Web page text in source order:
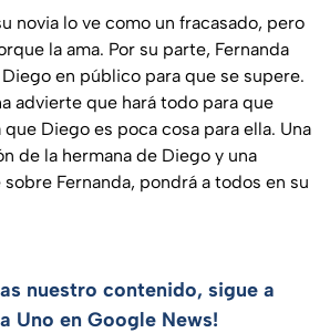
novia lo ve como un fracasado, pero
la ama. Por su parte, Fernanda
en público para que se supere.
advierte que hará todo para que
Diego es poca cosa para ella. Una
de la hermana de Diego y una
Fernanda, pondrá a todos en su
nuestro contenido, sigue a
Uno en Google News!